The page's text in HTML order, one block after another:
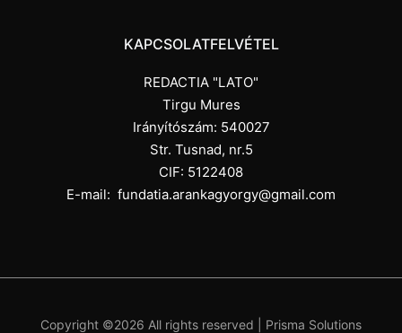
KAPCSOLATFELVÉTEL
REDACTIA "LATO"
Tirgu Mures
Irányítószám: 540027
Str. Tusnad, nr.5
CIF: 5122408
E-mail: fundatia.arankagyorgy@gmail.com
Copyright ©2026 All rights reserved | Prisma Solutions